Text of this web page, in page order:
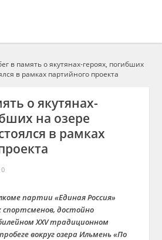
в память о якутянах-героях, погибших
в рамках партийного проекта
о якутянах-
на озере
в рамках
0
партии «Единая Россия»
достойно
ХХV традиционном
вокруг озера Ильмень «По